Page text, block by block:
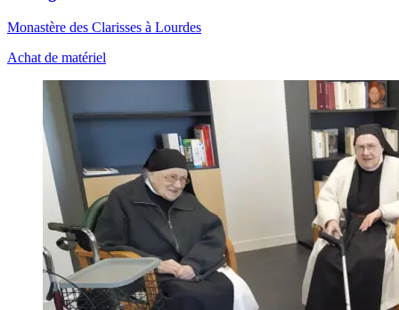
Monastère des Clarisses à Lourdes
Achat de matériel